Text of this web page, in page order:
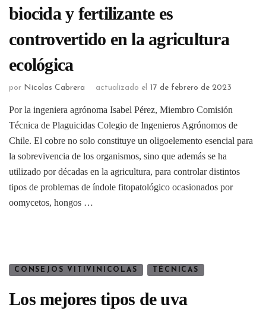
biocida y fertilizante es
controvertido en la agricultura
ecológica
por Nicolas Cabrera actualizado el 17 de febrero de 2023
Por la ingeniera agrónoma Isabel Pérez, Miembro Comisión
Técnica de Plaguicidas Colegio de Ingenieros Agrónomos de
Chile. El cobre no solo constituye un oligoelemento esencial para
la sobrevivencia de los organismos, sino que además se ha
utilizado por décadas en la agricultura, para controlar distintos
tipos de problemas de índole fitopatológico ocasionados por
oomycetos, hongos …
CONSEJOS VITIVINICOLAS TÉCNICAS
Los mejores tipos de uva